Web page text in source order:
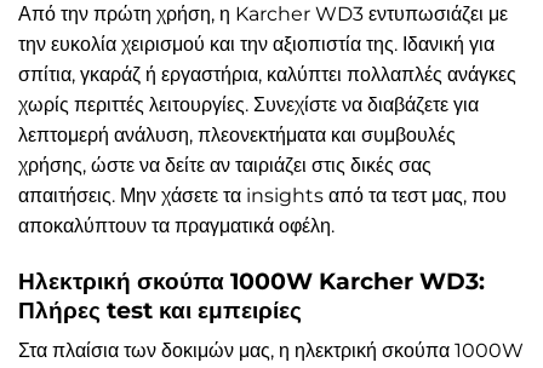
Από την πρώτη χρήση, η Karcher WD3 εντυπωσιάζει με
την ευκολία χειρισμού και την αξιοπιστία της. Ιδανική για
σπίτια, γκαράζ ή εργαστήρια, καλύπτει πολλαπλές ανάγκες
χωρίς περιττές λειτουργίες. Συνεχίστε να διαβάζετε για
λεπτομερή ανάλυση, πλεονεκτήματα και συμβουλές
χρήσης, ώστε να δείτε αν ταιριάζει στις δικές σας
απαιτήσεις. Μην χάσετε τα insights από τα τεστ μας, που
αποκαλύπτουν τα πραγματικά οφέλη.
Ηλεκτρική σκούπα 1000W Karcher WD3:
Πλήρες test και εμπειρίες
Στα πλαίσια των δοκιμών μας, η ηλεκτρική σκούπα 1000W